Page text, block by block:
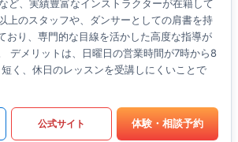
ど、実績豊富なインストラクターが在籍して
上のスタッフや、ダンサーとしての肩書を持
おり、専門的な目線を活かした高度な指導が
デメリットは、日曜日の営業時間が7時から8
く、休日のレッスンを受講しにくいことで
公式サイト 体験・相談予約